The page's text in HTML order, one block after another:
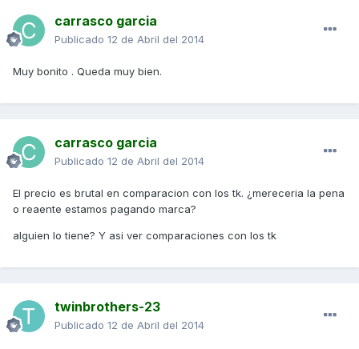
carrasco garcia
Publicado 12 de Abril del 2014
Muy bonito . Queda muy bien.
carrasco garcia
Publicado 12 de Abril del 2014
El precio es brutal en comparacion con los tk. ¿mereceria la pena
o reaente estamos pagando marca?
alguien lo tiene? Y asi ver comparaciones con los tk
twinbrothers-23
Publicado 12 de Abril del 2014